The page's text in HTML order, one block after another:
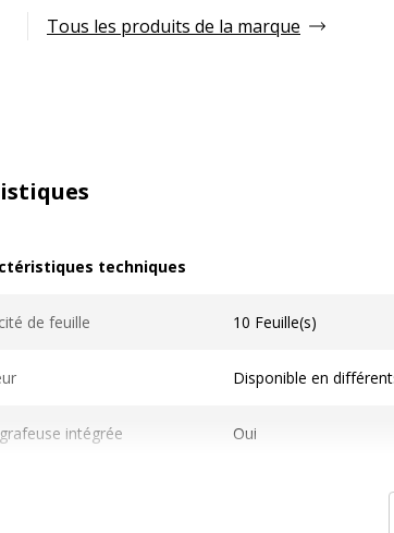
Tous les produits de la marque
techniques
de feuille 10 Feuille(s)
Disponible en
intégrée Oui